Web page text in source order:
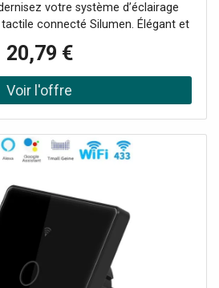
votre système d’éclairage
connecté Silumen. Élégant et
de contrôler vos luminaires
ou à distance via votre
compatibilité WiFi. Un choix idéal
et épuré. Les caractéristiques
: Silumen Home, Tuya Smart,
vocale : Compatible Alexa, Google
pour ampoules LED ou basse
: 10A Consommation en veille : ≤
: AC 100-250V, 50/60Hz
: de 0°C à 40°C
x 85,8 x 34,5 mm Installation :
boîte murale standard Connexion
20,79 €